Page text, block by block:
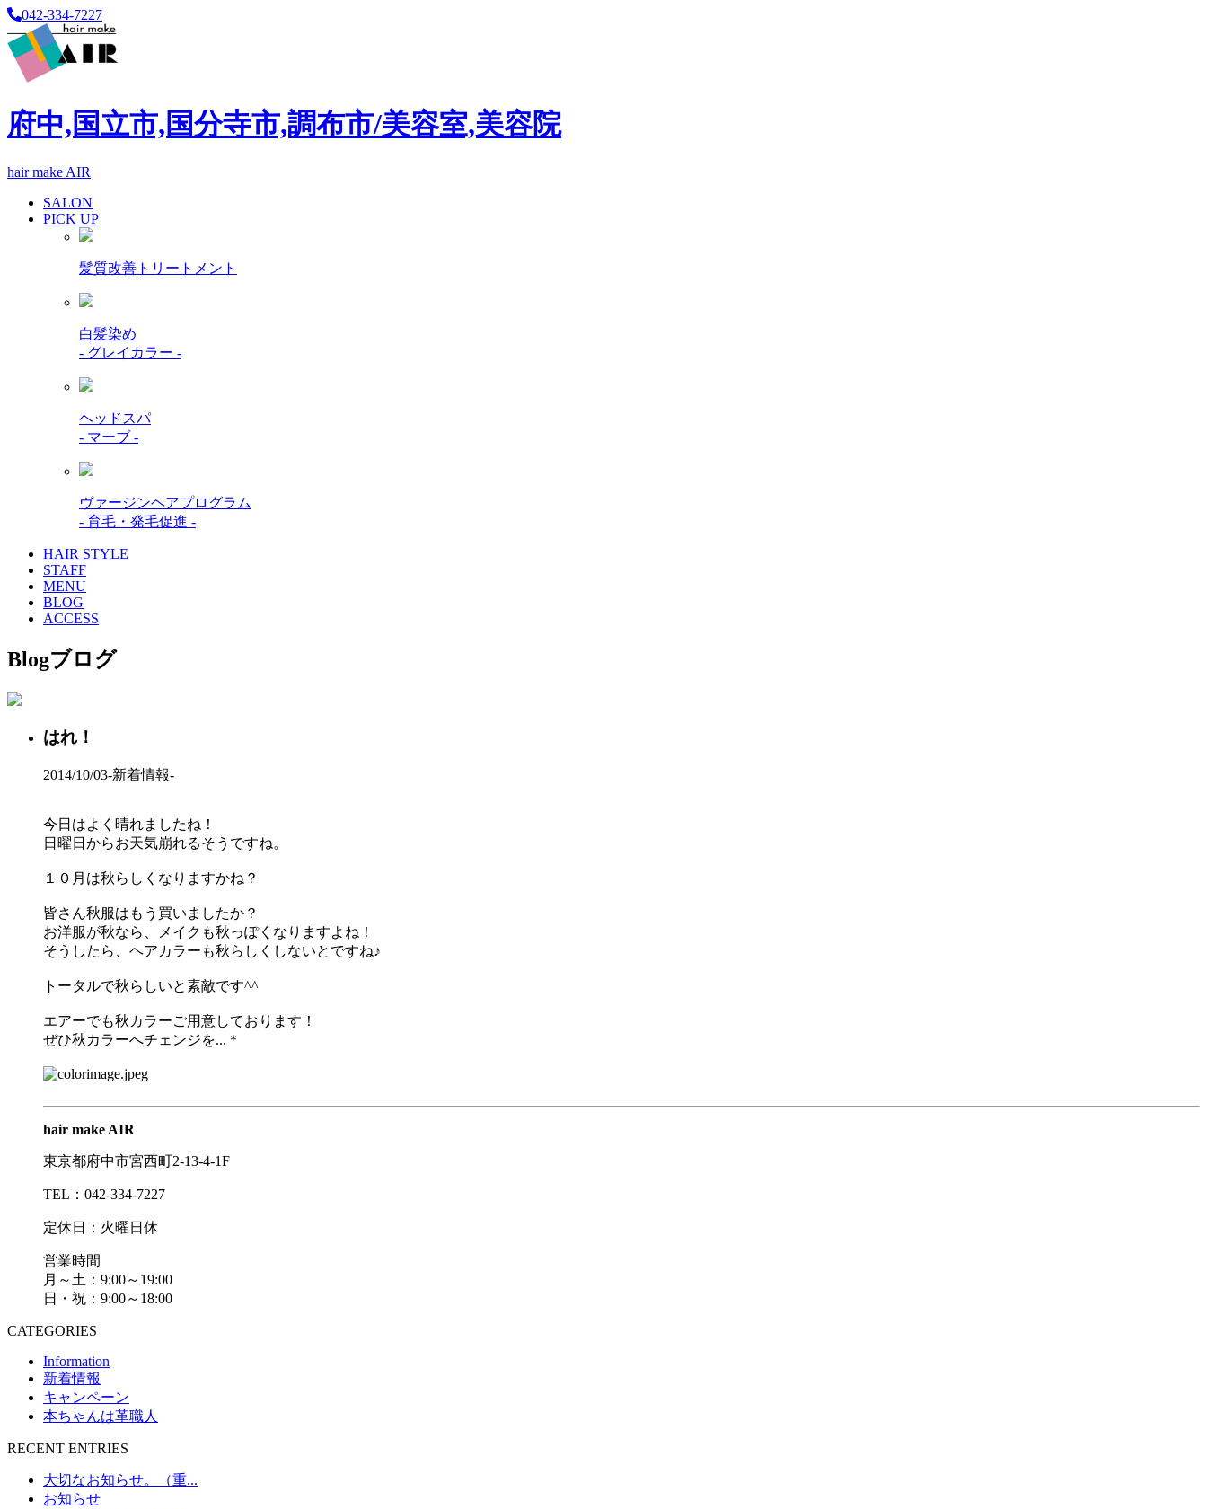
042-334-7227
府中,国立市,国分寺市,調布市/美容室,美容院
hair make AIR
SALON
PICK UP
髪質改善トリートメント
白髪染め
- グレイカラー -
ヘッドスパ
- マーブ -
ヴァージンヘアプログラム
- 育毛・発毛促進 -
HAIR STYLE
STAFF
MENU
BLOG
ACCESS
Blogブログ
はれ！
2014/10/03-新着情報-
今日はよく晴れましたね！
日曜日からお天気崩れるそうですね。
１０月は秋らしくなりますかね？
皆さん秋服はもう買いましたか？
お洋服が秋なら、メイクも秋っぽくなりますよね！
そうしたら、ヘアカラーも秋らしくしないとですね♪
トータルで秋らしいと素敵です^^
エアーでも秋カラーご用意しております！
ぜひ秋カラーへチェンジを...＊
hair make AIR
東京都府中市宮西町2-13-4-1F
TEL：042-334-7227
定休日：火曜日休
営業時間
月～土：9:00～19:00
日・祝：9:00～18:00
CATEGORIES
Information
新着情報
キャンペーン
本ちゃんは革職人
RECENT ENTRIES
大切なお知らせ。（重...
お知らせ